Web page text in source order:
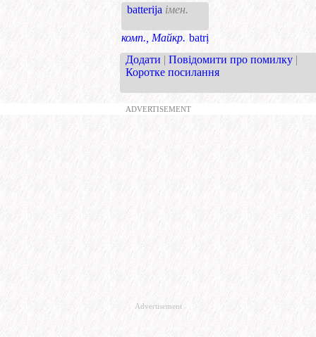
batterija імен.
комп., Майкр. batrị
Додати | Повідомити про помилку |
Коротке посилання
ADVERTISEMENT
Advertisement